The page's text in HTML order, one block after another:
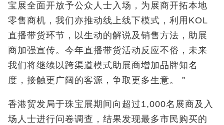
宝展全面开放予公众人士入场，为展商开拓本地
零售商机，我们亦推动线上线下模式，利用KOL
直播带货环节，以生动的解说及销售方法，助展
商加强宣传。今年直播带货活动反应不俗，未来
我们将继续以跨渠道模式助展商增加品牌知名
度，接触更广阔的客源，争取更多生意。＂
香港贸发局于珠宝展期间向超过1,000名展商及入
场人士进行问卷调查，结果发现最多市民购买的